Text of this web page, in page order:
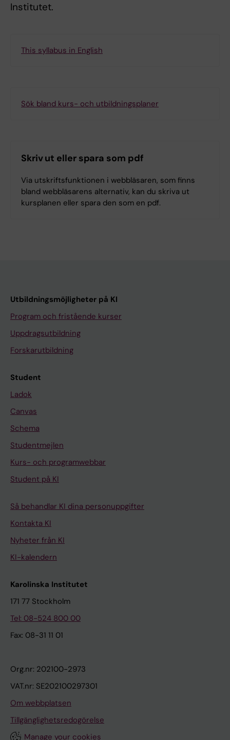
Institutet.
This syllabus in English
Sök bland kurs- och utbildningsplaner
Skriv ut eller spara som pdf
Via utskriftsfunktionen i webbläsaren, som finns
bland webbläsarens alternativ, kan du skriva ut
kursplanen eller spara den som en pdf.
Utbildningsmöjligheter på KI
Program och fristående kurser
Uppdragsutbildning
Forskarutbildning
Student
Ladok
Canvas
Schema
Studentmejlen
Kurs- och programwebbar
Student på KI
Så behandlar KI dina personuppgifter
Kontakta KI
Nyheter från KI
KI-kalendern
Karolinska Institutet
171 77 Stockholm
Tel: 08-524 800 00
Fax: 08-31 11 01
Org.nr: 202100-2973
VAT.nr: SE202100297301
Om webbplatsen
Tillgänglighetsredogörelse
Manage your cookies